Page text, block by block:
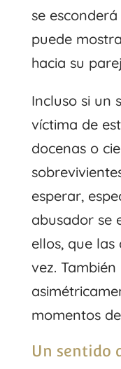
se
puede
hacia su
Incluso si un
víctima de
docenas o
esperar,
abusador se
ellos, que
vez.
momentos
Un sentido